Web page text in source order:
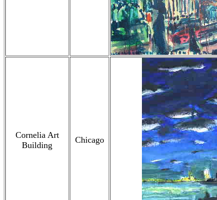
Cornelia Art
Building
Chicago